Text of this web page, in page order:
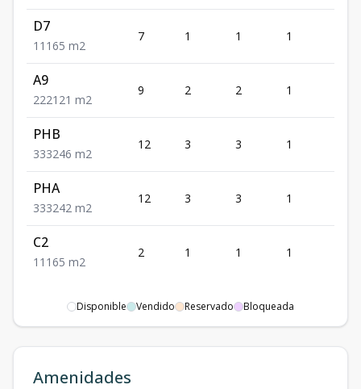
D7
1 1 1 65 m2
7 1 1 1
A9
222121 m2
9 2 2 1
PHB
333246 m2
12 3 3 1
PHA
333242 m2
12 3 3 1
C2
1 1 1 65 m2
2 1 1 1
Disponible Vendido Reservado Bloqueada
Amenidades